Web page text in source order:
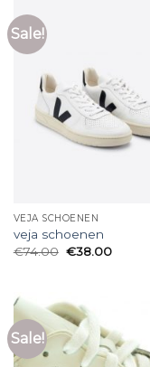
Sale!
VEJA SCHOENEN
veja schoenen
€74.00 €38.00
Sale!